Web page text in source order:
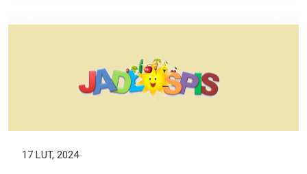
17 LUT, 2024